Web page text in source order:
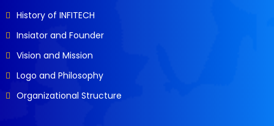
History of INFITECH
Insiator and Founder
Vision and Mission
Logo and Philosophy
Organizational Structure